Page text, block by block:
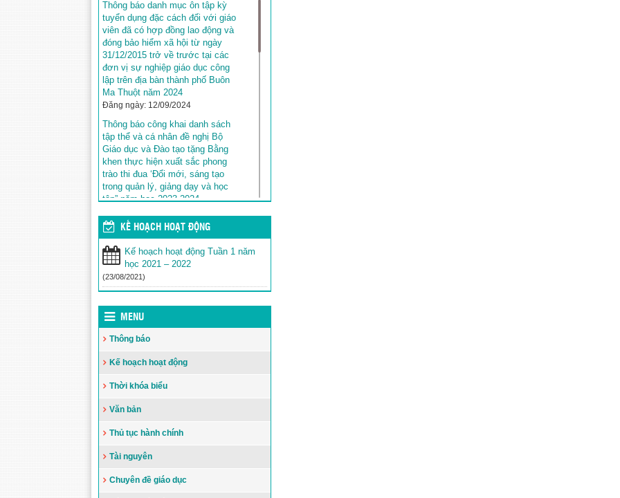
Thông báo danh mục ôn tập kỳ
tuyển dụng đặc cách đối với giáo
viên đã có hợp đồng lao động và
đóng bảo hiểm xã hội từ ngày
31/12/2015 trở về trước tại các
đơn vị sự nghiệp giáo dục công
lập trên địa bàn thành phố Buôn
Ma Thuột năm 2024
Đăng ngày: 12/09/2024
Thông báo công khai danh sách
tập thể và cá nhân đề nghị Bộ
Giáo dục và Đào tạo tặng Bằng
khen thực hiện xuất sắc phong
trào thi đua ‘Đổi mới, sáng tạo
trong quản lý, giảng dạy và học
tập” năm học 2023-2024
Kết quả tuyển sinh vào lớp 6 năm
học 2024-2025 trường THCS Phan
Chu Trinh
Đăng ngày: 13/06/2024
Thông tư ban hành Quy chế thực
dục và đào tạo thuộc hệ thống
Đăng ngày: 14/05/2024
LỊCH CÔNG TÁC TUẦN TỪ
NGÀY 01/4/2024 ĐẾN NGÀY
07/4/2024
Hội thi An toàn giao thông bậc
mầm non, sân chơi sôi nổi và bổ
ích
Đăng ngày: 28/03/2024
giáo dục Tiểu học năm học 2023-
KẾ HOẠCH HOẠT ĐỘNG
Kế hoạch hoạt động Tuần 1 năm
học 2021 – 2022
(23/08/2021)
MENU
Thông báo
Kế hoạch hoạt động
Thời khóa biểu
Văn bản
Thủ tục hành chính
Tài nguyên
Chuyên đề giáo dục